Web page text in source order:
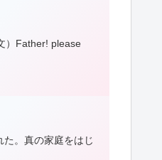
）Father! please
。真の家庭をはじ